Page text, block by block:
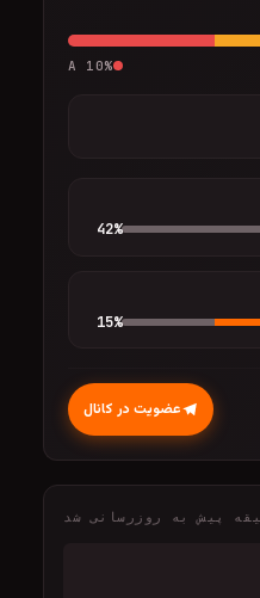
A 10%
42%
15%
عضویت در کانال